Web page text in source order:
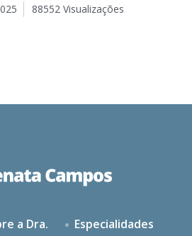
88552 Visualizações
a Dra. Especialidades